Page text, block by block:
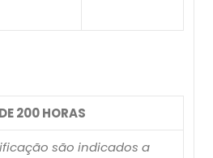
200 HORAS
são indicados a